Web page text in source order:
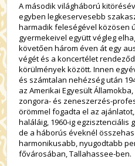
A második világháború
egyben legkeservesebb
harmadik feleségével közösen
gyermekeivel együtt végleg
követően három éven át egy
végét és a koncertélet
körülmények között. Innen
és számtalan nehézség után
az Amerikai Egyesült
zongora- és zeneszerzés-
örömmel fogadta el az
haláláig, 1960-ig egzisztenciális
de a háborús éveknél
harmonikusabb, nyugodtabb
fővárosában, Tallahassee-ben.